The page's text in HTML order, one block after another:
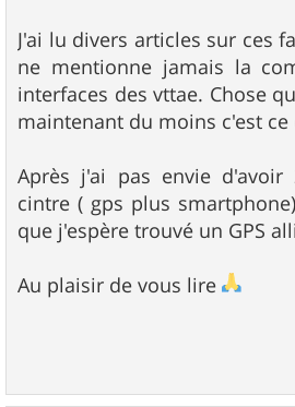
J'ai lu divers articles sur ces
ne mentionne jamais la
interfaces des vttae. Chose
maintenant du moins c'est ce
Après j'ai pas envie
cintre ( gps plus
que j'espère trouvé un GPS
Au plaisir de vous lire